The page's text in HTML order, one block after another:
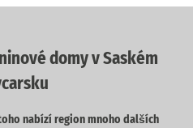
domy v Saském
nabízí region mnoho dalších